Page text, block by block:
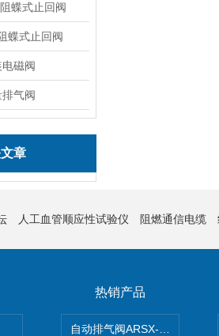
蝶式止回阀
蝶式止回阀
磁阀
气阀
章
人工血管顺应性试验仪 阻燃通信电缆
热销产品
自动排气阀ARSX-0015/